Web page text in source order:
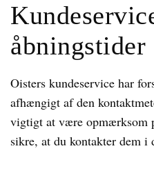
åbningstider
Oisters kundeservice har
afhængigt af den
vigtigt at være opmærksom
sikre, at du kontakter dem i